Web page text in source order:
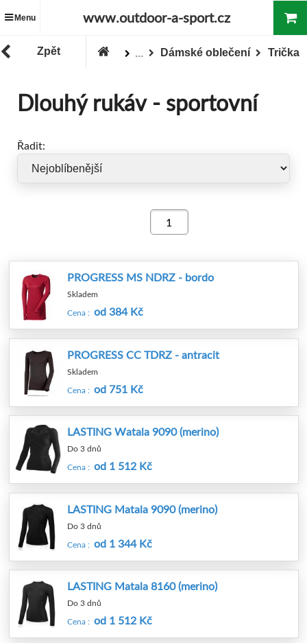
Menu www.outdoor-a-sport.cz
Zpět ... Trička
Dámské oblečení
Dlouhý rukáv - sportovní
Řadit:
PROGRESS MS NDRZ - bordo
Skladem
Cena : od 384 Kč
PROGRESS CC TDRZ - antracit
Skladem
Cena : od 751 Kč
LASTING Watala 9090 (merino)
Do 3 dnů
Cena : od 1 512 Kč
LASTING Matala 9090 (merino)
Do 3 dnů
Cena : od 1 344 Kč
LASTING Matala 8160 (merino)
Do 3 dnů
Cena : od 1 512 Kč